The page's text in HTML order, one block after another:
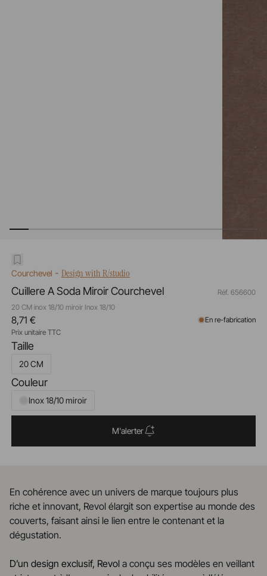
Courchevel - Design with R/studio
Cuillere A Soda Miroir Courchevel
20 CM inox 18/10 miroir Inox 18/10
Réf. 656600
Taille
20 CM
Couleur
Inox 18/10 miroir
8,71 €
Prix unitaire TTC
En re-fabrication
M'alerter
En cohérence avec un univers de marque toujours plus
riche et innovant, Revol élargit son expertise au monde des
couverts, faisant ainsi le lien entre le contenant et la
dégustation.
D’un design exclusif, Revol a conçu ses modèles en veillant